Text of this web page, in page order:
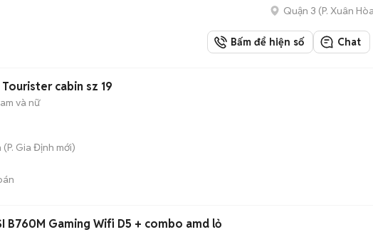
Quận 3 (P. Xuân
Bấm để hiện số Chat
cabin sz 19
và nữ
(P. Gia Định mới)
B760M Gaming Wifi D5 + combo amd lỏ